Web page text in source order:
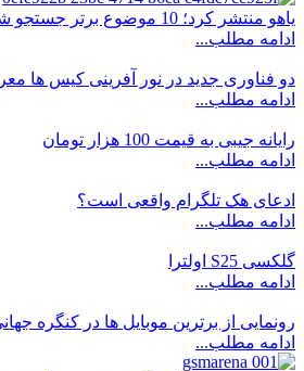
یاهو منتشر کرد؛ 10 موضوع برتر جستجو شده در دنیای تکنولوژی
ادامه مطلب...
دو فناوری جدید در نور آفرینی کیس ها
ادامه مطلب...
رایانه جیبی به قیمت 100 هزار تومان
ادامه مطلب...
ادعای هک تلگرام واقعی است؟
ادامه مطلب...
گلکسی S25 اولترا
ادامه مطلب...
رونمایی از برترین موبایل ها در کنگره
ادامه مطلب...